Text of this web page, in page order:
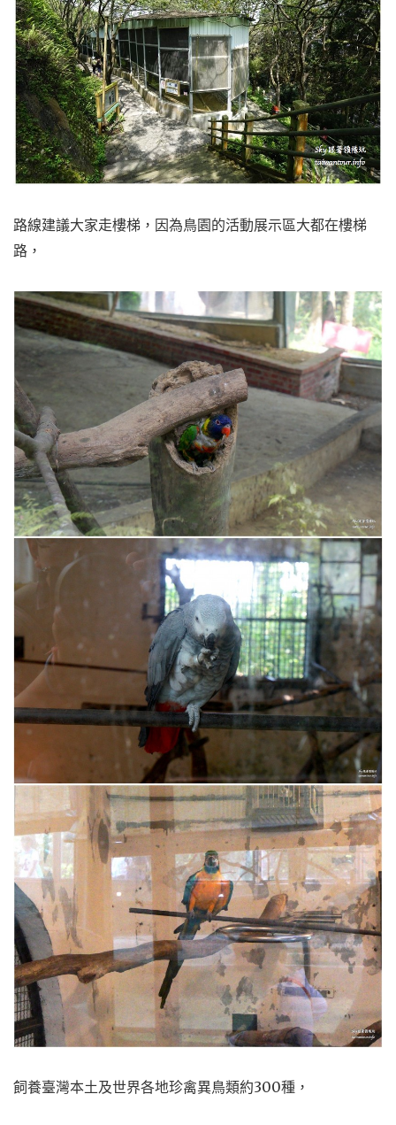
路線建議大家走樓梯，因為鳥園的活動展示區大都在樓梯
路，
飼養臺灣本土及世界各地珍禽異鳥類約300種，